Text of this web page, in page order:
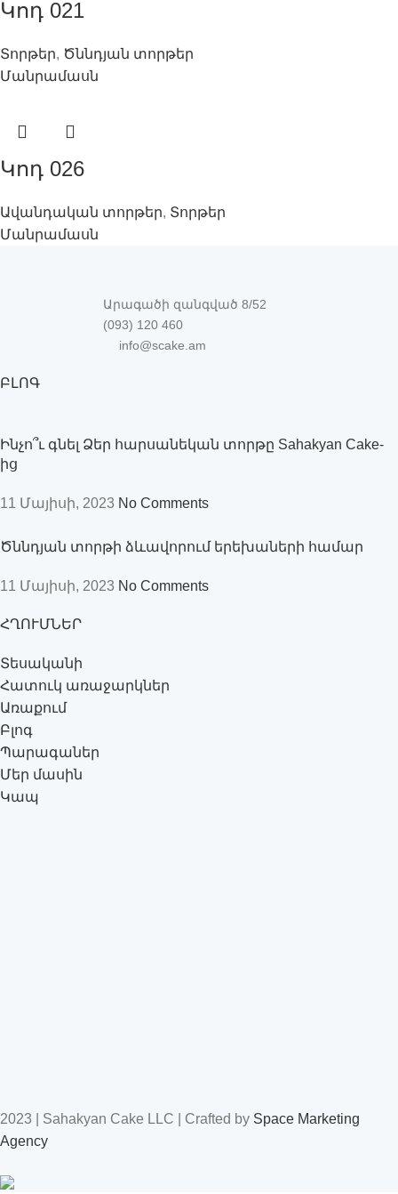
Կոդ 021
Տորթեր, Ծննդյան տորթեր
Մանրամասն
Կոդ 026
Ավանդական տորթեր, Տորթեր
Մանրամասն
Արագածի զանգված 8/52
(093) 120 460
info@scake.am
ԲԼՈԳ
Ինչո՞ւ գնել Ձեր հարսանեկան տորթը Sahakyan Cake-
ից
11 Մայիսի, 2023 No Comments
Ծննդյան տորթի ձևավորում երեխաների համար
11 Մայիսի, 2023 No Comments
ՀՂՈՒՄՆԵՐ
Տեսականի
Հատուկ առաջարկներ
Առաքում
Բլոգ
Պարագաներ
Մեր մասին
Կապ
2023 | Sahakyan Cake LLC | Crafted by Space Marketing
Agency